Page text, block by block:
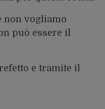
non vogliamo
può essere il
e tramite il